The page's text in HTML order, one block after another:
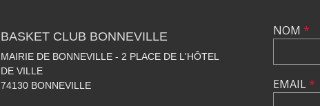
BASKET CLUB BONNEVILLE
MAIRIE DE BONNEVILLE - 2 PLACE DE L'HÔTEL
DE VILLE
74130 BONNEVILLE
NOM *
EMAIL*